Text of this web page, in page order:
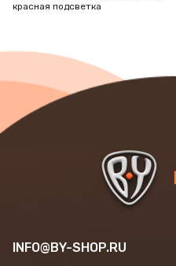
красная подсветка
INFO@BY-SHOP.RU